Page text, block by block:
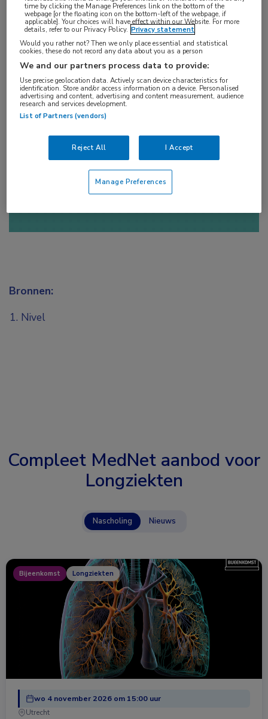
Log hier in om volledige
toegang te krijgen.
Login ofAccount maken
Bronnen:
Nivel
Aandachtsgebieden:
Pneumonie
Compleet MedNet aanbod voor
Longziekten
Nascholing Nieuws
Bijeenkomst Longziekten
wo 4 november 2026 om 15:00 uur
Utrecht
time by clicking the Manage Preferences link on the bottom of the
webpage [or the floating icon on the bottom-left of the webpage, if
applicable]. Your choices will have effect within our Website. For more
details, refer to our Privacy Policy. Privacy statement
Would you rather not? Then we only place essential and statistical
cookies, these do not record any data about you as a person
We and our partners process data to provide:
Use precise geolocation data. Actively scan device characteristics for
identification. Store and/or access information on a device. Personalised
advertising and content, advertising and content measurement, audience
research and services development.
List of Partners (vendors)
Reject All I Accept
Manage Preferences